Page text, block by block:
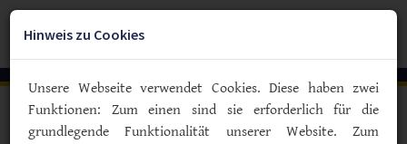
Zum
Hauptinhalt
Vorlesen
Hinweis zu Cookies
Unsere Webseite verwendet Cookies. Diese haben zwei
Funktionen: Zum einen sind sie erforderlich für die
grundlegende Funktionalität unserer Website. Zum